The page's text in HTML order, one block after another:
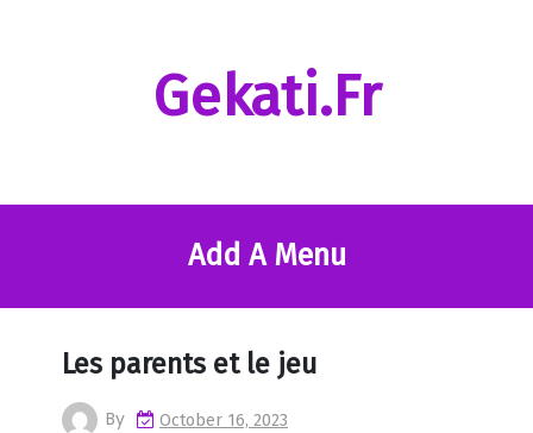
Gekati.fr
Add A Menu
Les parents et le jeu
By October 16, 2023